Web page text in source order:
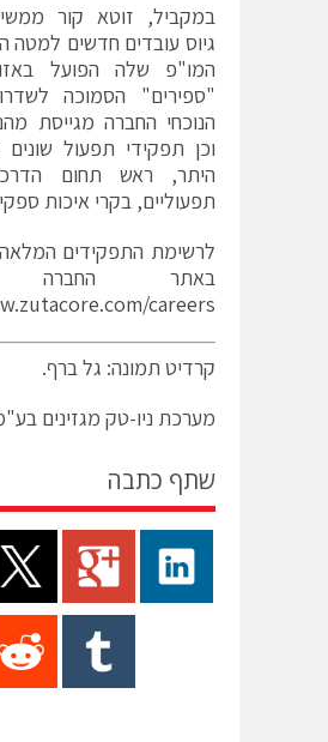
במקביל, זוטא קור
גיוס עובדים חדשים למטה
המו"פ שלה הפועל
"ספירים" הסמוכה
הנוכחי החברה מגייסת
וכן תפקידי תפעול שונים
היתר, ראש תחום
תפעוליים, בקרי איכות
לרשימת התפקידים המלאה
באתר החברה
careers
קרדיט תמונה: גל ברף.
מערכת ניו-טק מגזינים
שתף כתבה